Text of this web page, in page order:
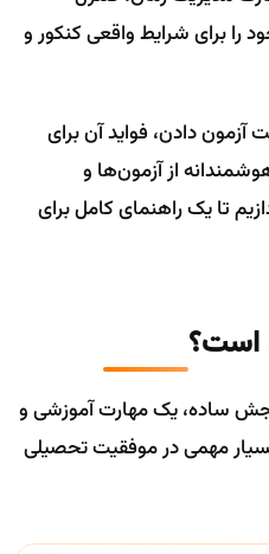
را برای شرایط واقعی کنکور و
آزمون دادن، فواید آن برای
از آزمون‌ها و
تا یک راهنمای کامل برای
است؟
ساده، یک مهارت آموزشی و
مهمی در موفقیت تحصیلی